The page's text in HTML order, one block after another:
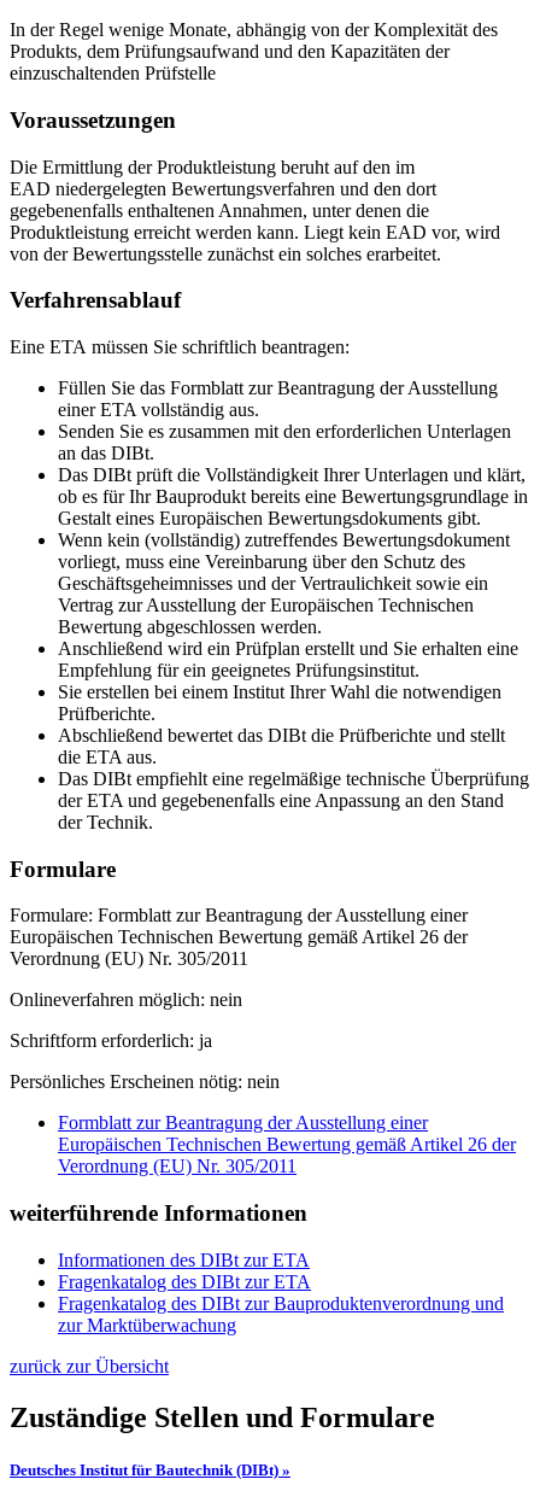
In der Regel wenige Monate, abhängig von der Komplexität des
Produkts, dem Prüfungsaufwand und den Kapazitäten der
einzuschaltenden Prüfstelle
Voraussetzungen
Die Ermittlung der Produktleistung beruht auf den im
EAD niedergelegten Bewertungsverfahren und den dort
gegebenenfalls enthaltenen Annahmen, unter denen die
Produktleistung erreicht werden kann. Liegt kein EAD vor, wird
von der Bewertungsstelle zunächst ein solches erarbeitet.
Verfahrensablauf
Eine ETA müssen Sie schriftlich beantragen:
Füllen Sie das Formblatt zur Beantragung der Ausstellung
einer ETA vollständig aus.
Senden Sie es zusammen mit den erforderlichen Unterlagen
an das DIBt.
Das DIBt prüft die Vollständigkeit Ihrer Unterlagen und klärt,
ob es für Ihr Bauprodukt bereits eine Bewertungsgrundlage in
Gestalt eines Europäischen Bewertungsdokuments gibt.
Wenn kein (vollständig) zutreffendes Bewertungsdokument
vorliegt, muss eine Vereinbarung über den Schutz des
Geschäftsgeheimnisses und der Vertraulichkeit sowie ein
Vertrag zur Ausstellung der Europäischen Technischen
Bewertung abgeschlossen werden.
Anschließend wird ein Prüfplan erstellt und Sie erhalten eine
Empfehlung für ein geeignetes Prüfungsinstitut.
Sie erstellen bei einem Institut Ihrer Wahl die notwendigen
Prüfberichte.
Abschließend bewertet das DIBt die Prüfberichte und stellt
die ETA aus.
Das DIBt empfiehlt eine regelmäßige technische Überprüfung
der ETA und gegebenenfalls eine Anpassung an den Stand
der Technik.
Formulare
Formulare: Formblatt zur Beantragung der Ausstellung einer
Europäischen Technischen Bewertung gemäß Artikel 26 der
Verordnung (EU) Nr. 305/2011
Onlineverfahren möglich: nein
Schriftform erforderlich: ja
Persönliches Erscheinen nötig: nein
Formblatt zur Beantragung der Ausstellung einer
Europäischen Technischen Bewertung gemäß Artikel 26 der
Verordnung (EU) Nr. 305/2011
weiterführende Informationen
Informationen des DIBt zur ETA
Fragenkatalog des DIBt zur ETA
Fragenkatalog des DIBt zur Bauproduktenverordnung und
zur Marktüberwachung
zurück zur Übersicht
Zuständige Stellen und Formulare
Deutsches Institut für Bautechnik (DIBt) »